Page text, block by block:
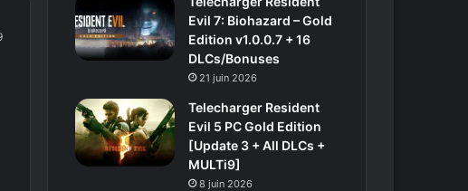
Evil 7: Biohazard – Gold
Edition v1.0.0.7 + 16
DLCs/Bonuses
21 juin 2026
Telecharger Resident
Evil 5 PC Gold Edition
[Update 3 + All DLCs +
MULTi9]
8 juin 2026